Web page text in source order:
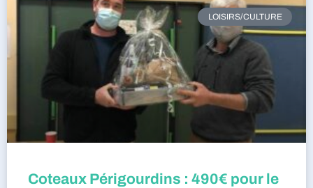
LOISIRS/CULTURE
Coteaux Périgourdins : 490€ pour le